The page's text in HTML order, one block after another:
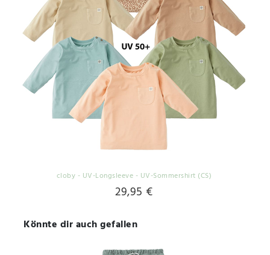
cloby - UV-Longsleeve - UV-Sommershirt (CS)
29,95 €
Könnte dir auch gefallen